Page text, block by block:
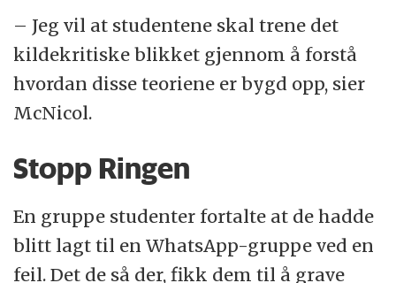
– Jeg vil at studentene skal trene det
kildekritiske blikket gjennom å forstå
hvordan disse teoriene er bygd opp, sier
McNicol.
Stopp Ringen
En gruppe studenter fortalte at de hadde
blitt lagt til en WhatsApp-gruppe ved en
feil. Det de så der, fikk dem til å grave